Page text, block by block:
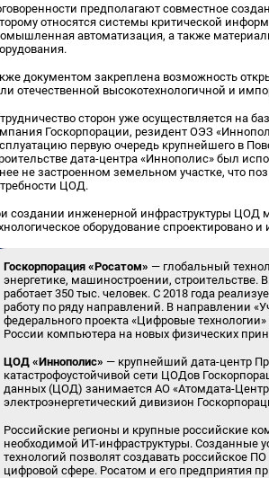
предполагают совместное
относятся системы критической
автоматизация, а также
документом закреплена возможность
отечественной высокотехнологичной и
сторон уже осуществляется на
Госкорпорации, резидент ОЭЗ
первую очередь крупнейшего в
дата-центра «Иннополис» был
не застроенном земельном участке, что
ЦОД.
создании инженерной инфраструктуры ЦОД
оборудование спроектировано
Госкорпорация «Росатом» — глобальный
энергетике, машиностроении, строительстве.
работает 350 тыс. человек. С 2018 года
работу по ряду направлений. В направлении
федерального проекта «Цифровые
России компьютера на новых физических
ЦОД «Иннополис» — крупнейший дата-центр
катастрофоустойчивой сети ЦОДов
данных (ЦОД) занимается АО «Атомдата-
электроэнергетический дивизион
Российские регионы и крупные российские
необходимой ИТ-инфраструктуры. Созданные
технологий позволят создавать российское
цифровой сфере. Росатом и его предприятия